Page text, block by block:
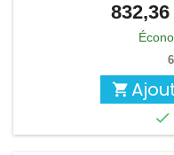
832,36

